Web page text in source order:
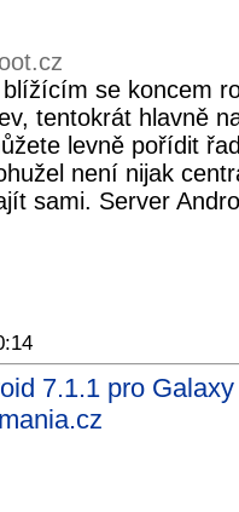
blížícím se koncem
tentokrát hlavně
levně pořídit
není nijak
sami. Server
7.1.1 pro